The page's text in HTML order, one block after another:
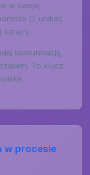
w swojej
Ci unikać
kariery.
komunikację,
To klucz
w procesie